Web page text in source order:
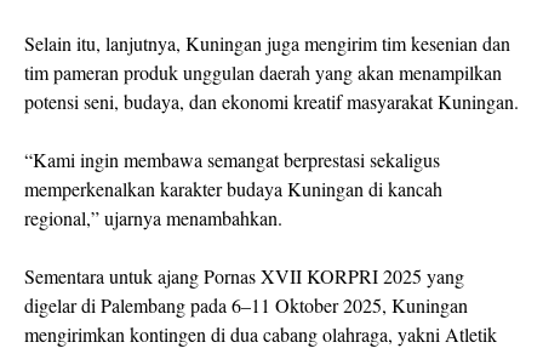
Selain itu, lanjutnya, Kuningan juga mengirim tim kesenian dan
tim pameran produk unggulan daerah yang akan menampilkan
potensi seni, budaya, dan ekonomi kreatif masyarakat Kuningan.
“Kami ingin membawa semangat berprestasi sekaligus
memperkenalkan karakter budaya Kuningan di kancah
regional,” ujarnya menambahkan.
Sementara untuk ajang Pornas XVII KORPRI 2025 yang
digelar di Palembang pada 6–11 Oktober 2025, Kuningan
mengirimkan kontingen di dua cabang olahraga, yakni Atletik